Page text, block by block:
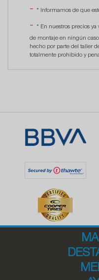
* Informamos de que
* En nuestros precios
de montaje en ningún
hecho por parte del taller
totalmente prohibido y